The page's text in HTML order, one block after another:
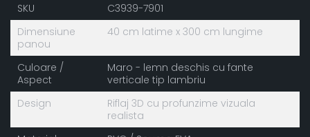
SKU
C3939-7901
Dimensiune
panou
40 cm latime x 300 cm lungime
Culoare /
Aspect
Maro - lemn deschis cu fante
verticale tip lambriu
Design
Riflaj 3D cu profunzime vizuala
realista